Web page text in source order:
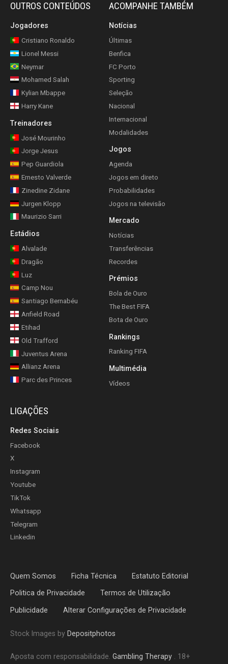
OUTROS CONTEÚDOS
Jogadores
Cristiano Ronaldo
Lionel Messi
Neymar
Mohamed Salah
Kylian Mbappe
Harry Kane
Treinadores
José Mourinho
Jorge Jesus
Pep Guardiola
Ernesto Valverde
Zinedine Zidane
Jurgen Klopp
Maurizio Sarri
Estádios
Alvalade
Dragão
Luz
Camp Nou
Santiago Bernabéu
Anfield Road
Etihad
Old Trafford
Juventus Arena
Allianz Arena
Parc des Princes
ACOMPANHE TAMBÉM
Notícias
Últimas
Benfica
FC Porto
Sporting
Seleção
Nacional
Internacional
Modalidades
Jogos
Agenda
Jogos em direto
Probabilidades
Jogos na televisão
Mercado
Notícias
Transferências
Recordes
Prémios
Bola de Ouro
The Best FIFA
Bota de Ouro
Rankings
Ranking FIFA
Multimédia
Vídeos
LIGAÇÕES
Redes Sociais
Facebook
X
Instagram
Youtube
TikTok
Whatsapp
Telegram
Linkedin
Quem Somos Ficha Técnica Estatuto Editorial
Politica de Privacidade Termos de Utilização
Publicidade Alterar Configurações de Privacidade
Stock Images by Depositphotos
Aposta com responsabilidade. Gambling Therapy. 18+